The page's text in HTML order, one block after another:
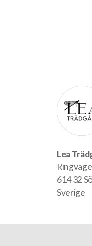
Lea
614 32
Sverige